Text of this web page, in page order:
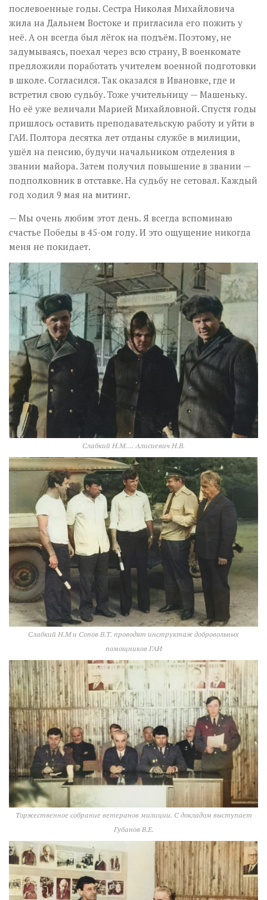
послевоенные годы. Сестра Николая Михайловича
жила на Дальнем Востоке и пригласила его пожить у
неё. А он всегда был лёгок на подъём. Поэтому, не
задумываясь, поехал через всю страну, В военкомате
предложили поработать учителем военной подготовки
в школе. Согласился. Так оказался в Ивановке, где и
встретил свою судьбу. Тоже учительницу — Машеньку.
Но её уже величали Марией Михайловной. Спустя годы
пришлось оставить преподавательскую работу и уйти в
ГАИ. Полтора десятка лет отданы службе в милиции,
ушёл на пенсию, будучи начальником отделения в
звании майора. Затем получил повышение в звании —
подполковник в отставке. На судьбу не сетовал. Каждый
год ходил 9 мая на митинг.
— Мы очень любим этот день. Я всегда вспоминаю
счастье Победы в 45-ом году. И это ощущение никогда
меня не покидает.
Слабкий Н.М…. Алисиевич Н.В.
Слабкий Н.М и Сопов В.Т. проводят инструктаж добровольных
помощников ГАИ
Торжественное собрание ветеранов милиции. С докладом выступает
Губанов В.Е.